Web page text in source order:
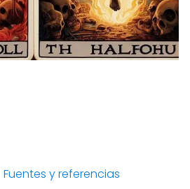
Fuentes y referencias